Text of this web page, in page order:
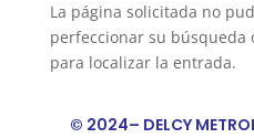
La página solicitada no
perfeccionar su búsqueda
para localizar la entrada.
© 2024– DELCY